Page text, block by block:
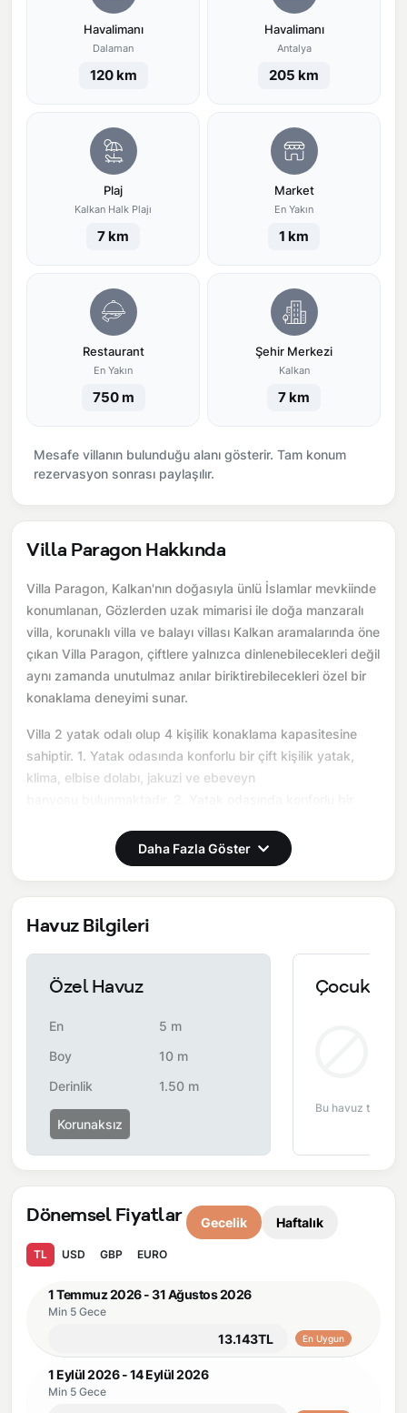
Havalimanı
Dalaman
120 km
Havalimanı
Antalya
205 km
Plaj
Kalkan Halk Plajı
7 km
Market
En Yakın
1 km
Restaurant
En Yakın
750 m
Şehir Merkezi
Kalkan
7 km
Mesafe villanın bulunduğu alanı gösterir. Tam konum
rezervasyon sonrası paylaşılır.
Villa Paragon Hakkında
Villa Paragon, Kalkan'nın doğasıyla ünlü İslamlar mevkiinde
konumlanan, Gözlerden uzak mimarisi ile doğa manzaralı
villa, korunaklı villa ve balayı villası Kalkan aramalarında öne
çıkan Villa Paragon, çiftlere yalnızca dinlenebilecekleri değil
aynı zamanda unutulmaz anılar biriktirebilecekleri özel bir
konaklama deneyimi sunar.
Villa 2 yatak odalı olup 4 kişilik konaklama kapasitesine
sahiptir. 1. Yatak odasında konforlu bir çift kişilik yatak,
klima, elbise dolabı, jakuzi ve ebeveyn
bulunmaktadır. Salon bölümünde modern oturma grubu,
televizyon, klima ve açık plan tam donanımlı mutfak yer
sunulmaktadır.
anı yaşarsınız.
Önemli Bilgiler:
Villalarımızın bulunmuş olduğu bölgelerde
çalışma nedeniyle yol çalışması, elektrik ve su kesintileri
yaşanabilmektedir.
Daha Fazla Göster
Havuz Bilgileri
Özel Havuz
En
5 m
Boy
10 m
Derinlik
1.50 m
Korunaksız
Çocuk
Bu havuz tipi bu
Dönemsel Fiyatlar Gecelik Haftalık
TL USD GBP EURO
1 Temmuz 2026 - 31 Ağustos 2026
Min 5 Gece
13.143TL En Uygun
1 Eylül 2026 - 14 Eylül 2026
Min 5 Gece